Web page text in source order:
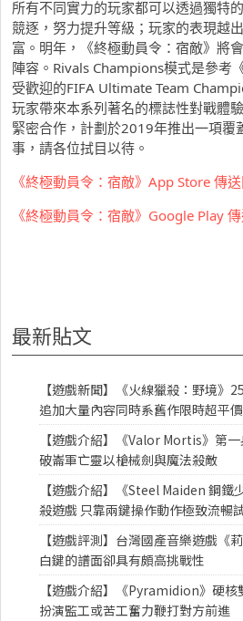
所有不同實力的玩家都可以透過獨特
競逐，努力提升等級；玩家的表現越
富。明年，《終極動員令：宿敵》將
陣容。Rivals Champions模式是參考
受歡迎的FIFA Ultimate Team
玩家帶來本系列著名的標誌性對戰體
緊密合作，計劃於2019年推出一項覆
事，請各位拭目以待。
《終極動員令：宿敵》App Store 傳
《終極動員令：宿敵》Google Play
最新貼文
【遊戲新聞】《火線獵殺：野境》
追加大量內容同時系舊作限時超平
【遊戲介紹】《Valor Mortis》第
破崙軍亡靈以槍械劍與魔法殺敵
【遊戲介紹】《Steel Maiden 鋼鐵
殺遊戲 只靠兩鍵操作動作極致流暢
【遊戲評測】台灣國產音樂遊戲《
白鍵的譜面卻具有頗高挑戰性
【遊戲介紹】《Pyramidion》硬核
扮演監工或苦工奮力鞭打對方前進